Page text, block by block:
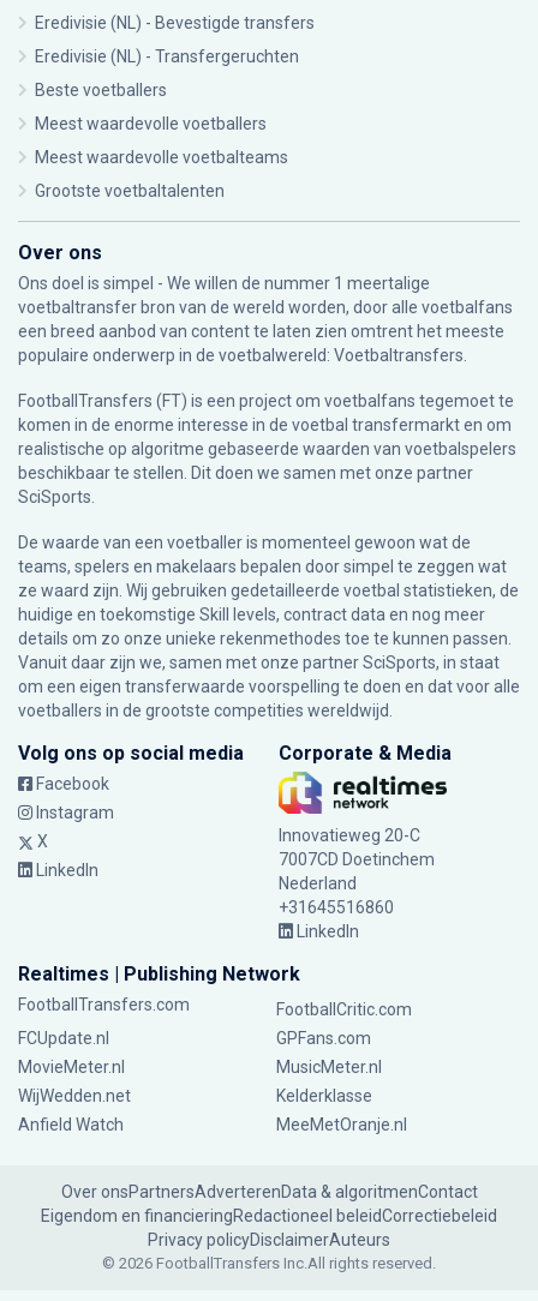
Eredivisie (NL) - Bevestigde transfers
Eredivisie (NL) - Transfergeruchten
Beste voetballers
Meest waardevolle voetballers
Meest waardevolle voetbalteams
Grootste voetbaltalenten
Over ons
Ons doel is simpel - We willen de nummer 1 meertalige
voetbaltransfer bron van de wereld worden, door alle voetbalfans
een breed aanbod van content te laten zien omtrent het meeste
populaire onderwerp in de voetbalwereld: Voetbaltransfers.
FootballTransfers (FT) is een project om voetbalfans tegemoet te
komen in de enorme interesse in de voetbal transfermarkt en om
realistische op algoritme gebaseerde waarden van voetbalspelers
beschikbaar te stellen. Dit doen we samen met onze partner
SciSports
De waarde van een voetballer is momenteel gewoon wat de
teams, spelers en makelaars bepalen door simpel te zeggen wat
ze waard zijn. Wij gebruiken gedetailleerde voetbal statistieken, de
huidige en toekomstige Skill levels, contract data en nog meer
details om zo onze unieke rekenmethodes toe te kunnen passen.
Vanuit daar zijn we, samen met onze partner SciSports, in staat
om een eigen transferwaarde voorspelling te doen en dat voor alle
voetballers in de grootste competities wereldwijd.
Volg ons op social media
Facebook
Instagram
X
LinkedIn
Corporate & Media
Innovatieweg 20-C
7007CD Doetinchem
Nederland
+31645516860
LinkedIn
Realtimes | Publishing Network
FootballTransfers.com
FootballCritic.com
FCUpdate.nl
GPFans.com
MovieMeter.nl
MusicMeter.nl
WijWedden.net
Kelderklasse
Anfield Watch
MeeMetOranje.nl
Over onsPartnersAdverterenData & algoritmenContact
Eigendom en financieringRedactioneel beleidCorrectiebeleid
Privacy policyDisclaimerAuteurs
© 2026 FootballTransfers Inc.All rights reserved.